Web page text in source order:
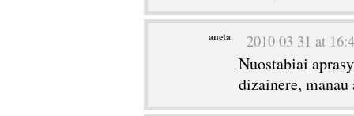
aneta 2010 03 31 at
Nuostabiai
dizainere,